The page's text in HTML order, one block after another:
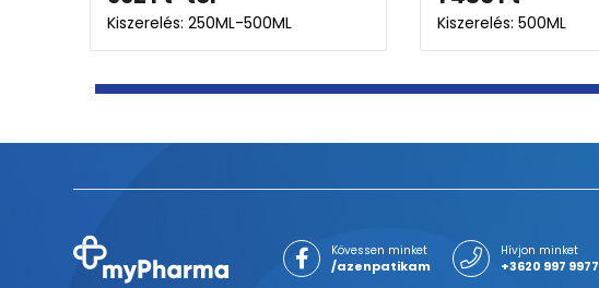
Kiszerelés: 250ML-500ML Kiszerelés: 500ML
Kövessen minket
/azenpatikam
Hívjon minket
+3620 997 9977